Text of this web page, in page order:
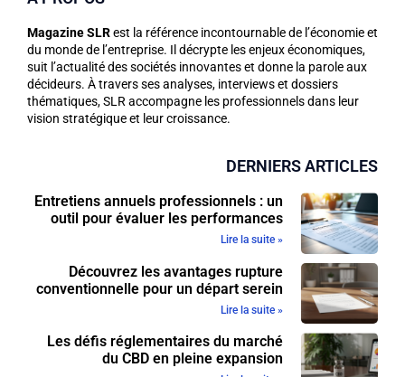
Magazine SLRest la référence incontournable de l’économie et
du monde de l’entreprise. Il décrypte les enjeux économiques,
suit l’actualité des sociétés innovantes et donne la parole aux
décideurs. À travers ses analyses, interviews et dossiers
thématiques, SLR accompagne les professionnels dans leur
vision stratégique et leur croissance.
DERNIERS ARTICLES
Entretiens annuels professionnels : un
outil pour évaluer les performances
Lire la suite »
Découvrez les avantages rupture
conventionnelle pour un départ serein
Lire la suite »
Les défis réglementaires du marché
du CBD en pleine expansion